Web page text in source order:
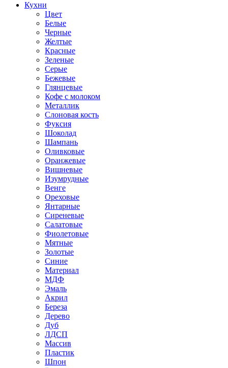
Кухни
Цвет
Белые
Черные
Желтые
Красные
Зеленые
Серые
Бежевые
Глянцевые
Кофе с молоком
Металлик
Слоновая кость
Фуксия
Шоколад
Шампань
Оливковые
Оранжевые
Вишневые
Изумрудные
Венге
Ореховые
Янтарные
Сиреневые
Салатовые
Фиолетовые
Мятные
Золотые
Синие
Материал
МДФ
Эмаль
Акрил
Береза
Дерево
Дуб
ЛДСП
Массив
Пластик
Шпон